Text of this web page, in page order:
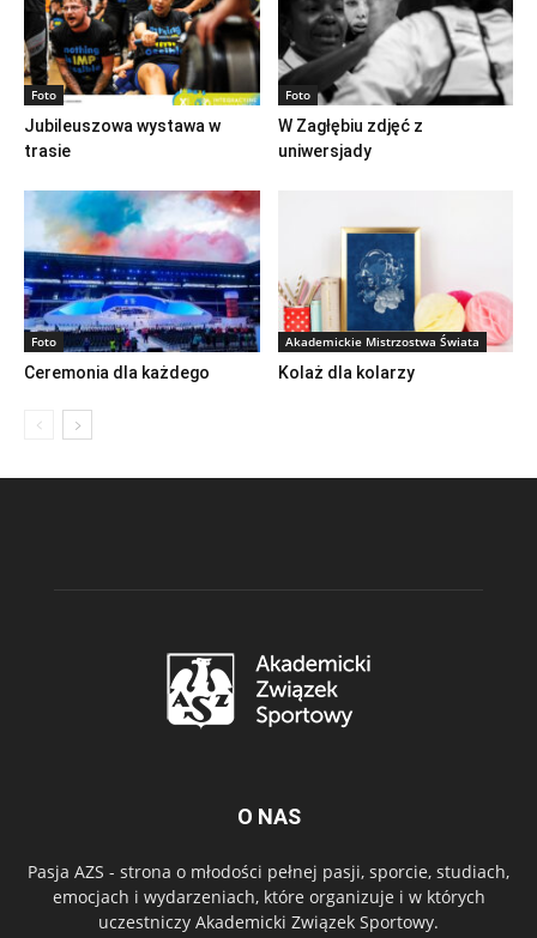
Foto
Jubileuszowa wystawa w
trasie
Foto
W Zagłębiu zdjęć z
uniwersjady
Foto
Ceremonia dla każdego
Akademickie Mistrzostwa Świata
Kolaż dla kolarzy
O NAS
Pasja AZS - strona o młodości pełnej pasji, sporcie, studiach,
emocjach i wydarzeniach, które organizuje i w których
uczestniczy Akademicki Związek Sportowy.